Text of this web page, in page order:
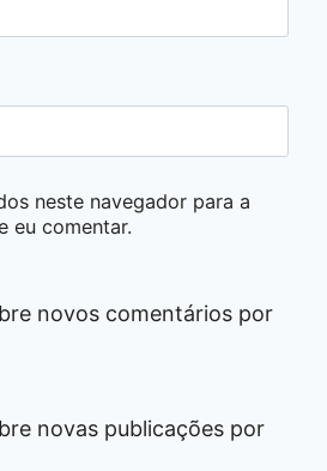
neste navegador para a
eu comentar.
novos comentários por
novas publicações por